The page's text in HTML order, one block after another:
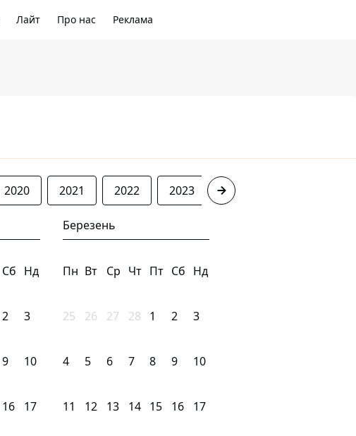
Лайт Про нас Реклама
2020 2021 2022 2023 2024
Сб Нд
2 3
9 10
16 17
Березень
Пн Вт Ср Чт Пт Сб Нд
25 26 27 28 1 2 3
4 5 6 7 8 9 10
11 12 13 14 15 16 17